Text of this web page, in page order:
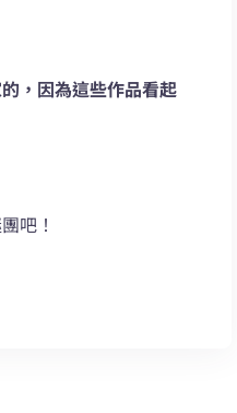
，因為這些作品看起
吧！